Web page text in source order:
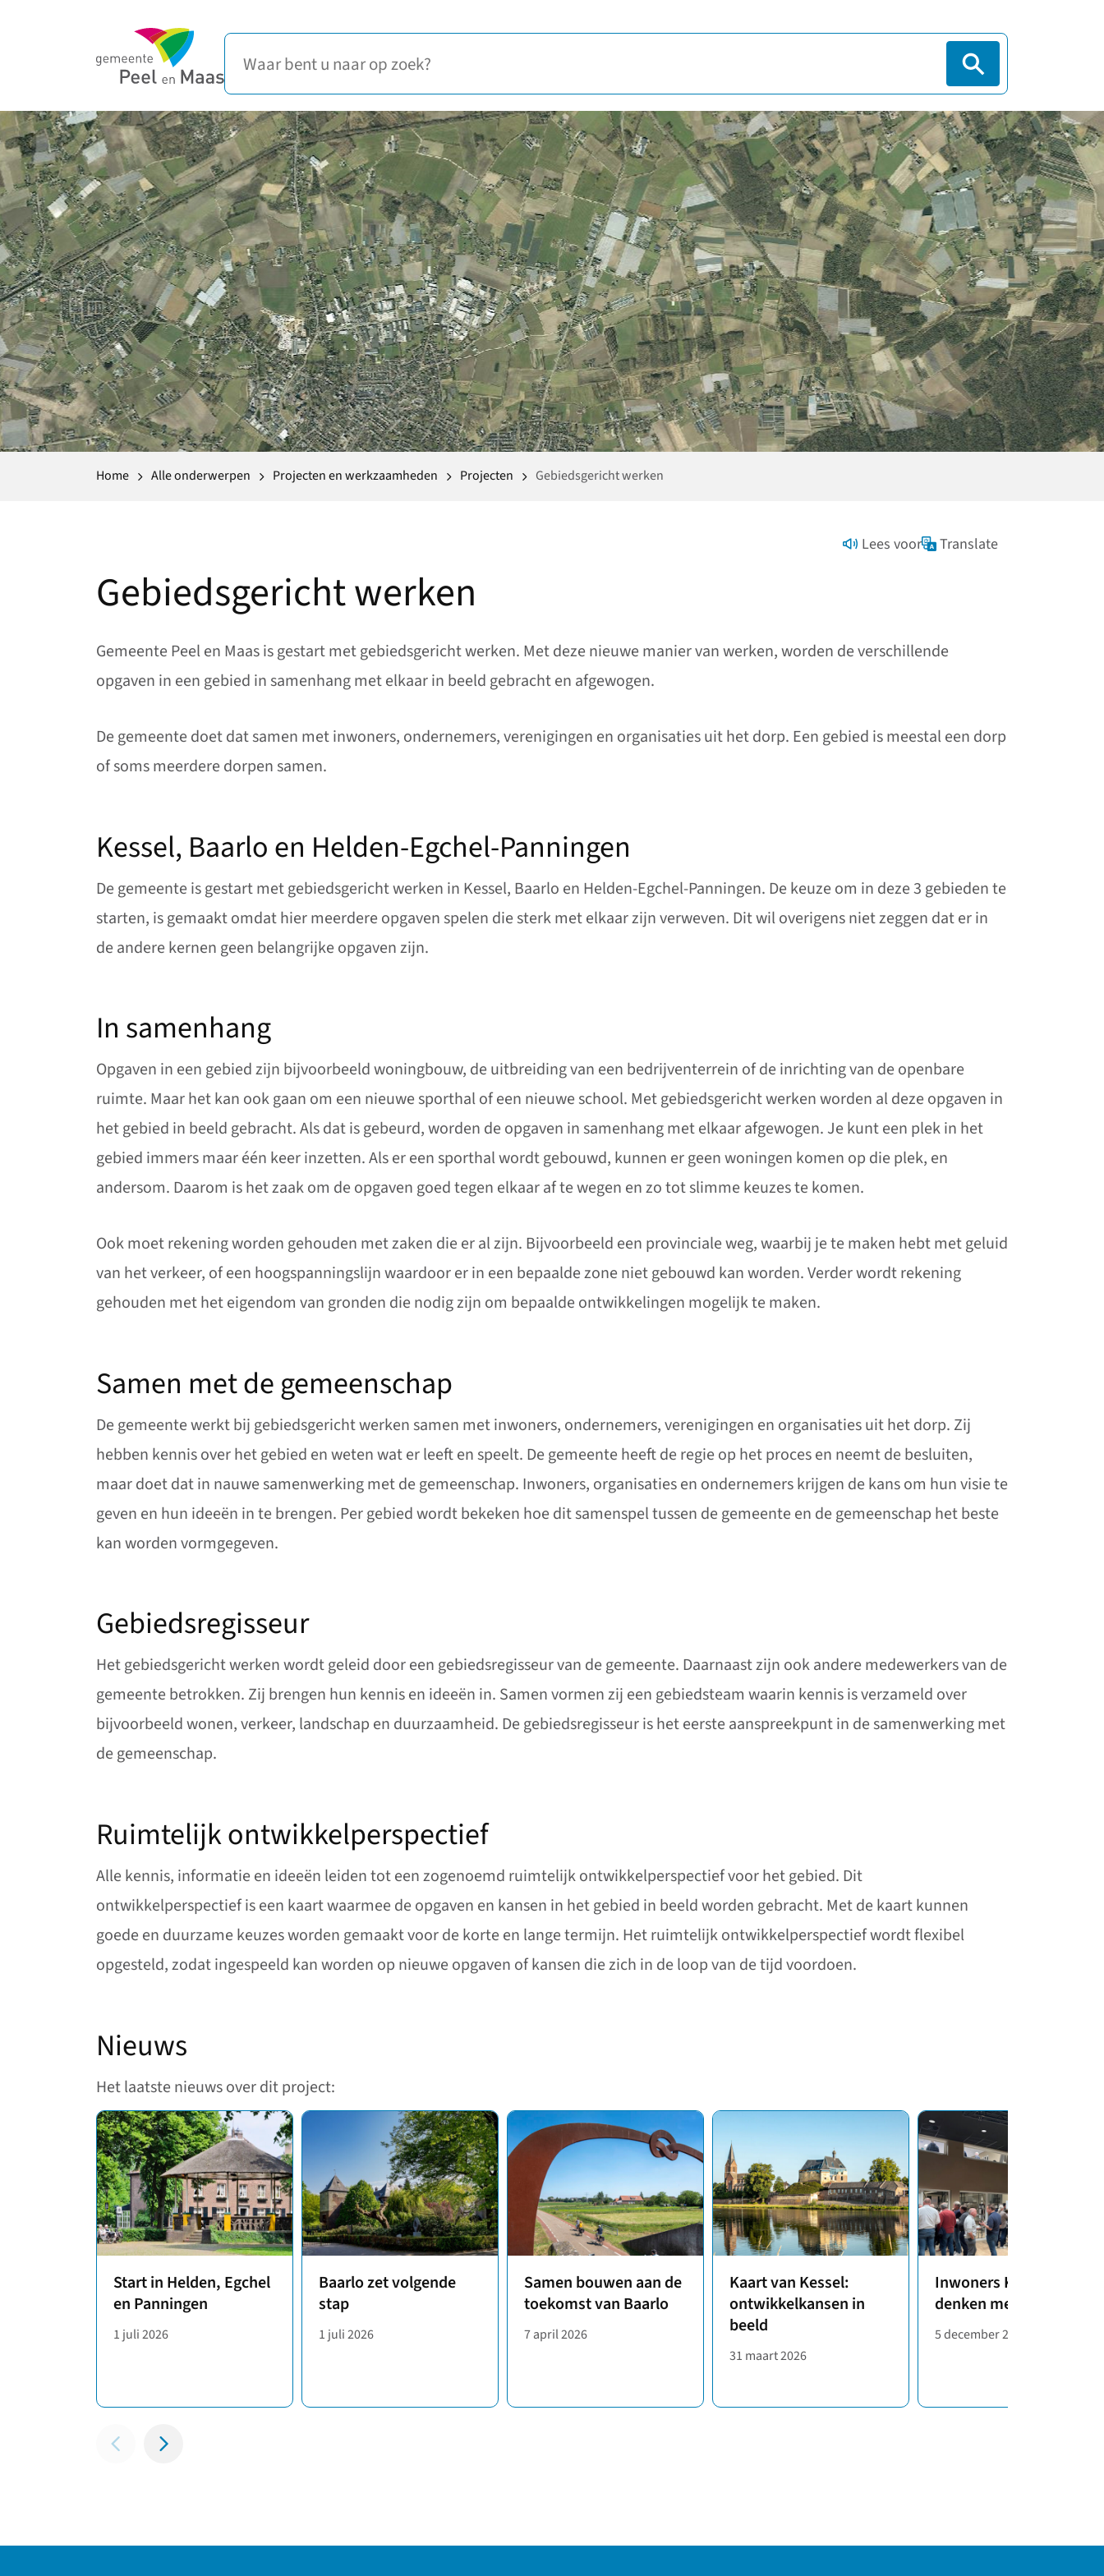
Home Alle onderwerpen Projecten en werkzaamheden Projecten Gebiedsgericht werken
Lees voor Translate
Gebiedsgericht werken
Gemeente Peel en Maas is gestart met gebiedsgericht werken. Met deze nieuwe manier van werken, worden de verschillende
opgaven in een gebied in samenhang met elkaar in beeld gebracht en afgewogen.
De gemeente doet dat samen met inwoners, ondernemers, verenigingen en organisaties uit het dorp. Een gebied is meestal een dorp
of soms meerdere dorpen samen.
Kessel, Baarlo en Helden-Egchel-Panningen
De gemeente is gestart met gebiedsgericht werken in Kessel, Baarlo en Helden-Egchel-Panningen. De keuze om in deze 3 gebieden te
starten, is gemaakt omdat hier meerdere opgaven spelen die sterk met elkaar zijn verweven. Dit wil overigens niet zeggen dat er in
de andere kernen geen belangrijke opgaven zijn.
In samenhang
Opgaven in een gebied zijn bijvoorbeeld woningbouw, de uitbreiding van een bedrijventerrein of de inrichting van de openbare
ruimte. Maar het kan ook gaan om een nieuwe sporthal of een nieuwe school. Met gebiedsgericht werken worden al deze opgaven in
het gebied in beeld gebracht. Als dat is gebeurd, worden de opgaven in samenhang met elkaar afgewogen. Je kunt een plek in het
gebied immers maar één keer inzetten. Als er een sporthal wordt gebouwd, kunnen er geen woningen komen op die plek, en
andersom. Daarom is het zaak om de opgaven goed tegen elkaar af te wegen en zo tot slimme keuzes te komen.
Ook moet rekening worden gehouden met zaken die er al zijn. Bijvoorbeeld een provinciale weg, waarbij je te maken hebt met geluid
van het verkeer, of een hoogspanningslijn waardoor er in een bepaalde zone niet gebouwd kan worden. Verder wordt rekening
gehouden met het eigendom van gronden die nodig zijn om bepaalde ontwikkelingen mogelijk te maken.
Samen met de gemeenschap
De gemeente werkt bij gebiedsgericht werken samen met inwoners, ondernemers, verenigingen en organisaties uit het dorp. Zij
hebben kennis over het gebied en weten wat er leeft en speelt. De gemeente heeft de regie op het proces en neemt de besluiten,
maar doet dat in nauwe samenwerking met de gemeenschap. Inwoners, organisaties en ondernemers krijgen de kans om hun visie te
geven en hun ideeën in te brengen. Per gebied wordt bekeken hoe dit samenspel tussen de gemeente en de gemeenschap het beste
kan worden vormgegeven.
Gebiedsregisseur
Het gebiedsgericht werken wordt geleid door een gebiedsregisseur van de gemeente. Daarnaast zijn ook andere medewerkers van de
gemeente betrokken. Zij brengen hun kennis en ideeën in. Samen vormen zij een gebiedsteam waarin kennis is verzameld over
bijvoorbeeld wonen, verkeer, landschap en duurzaamheid. De gebiedsregisseur is het eerste aanspreekpunt in de samenwerking met
de gemeenschap.
Ruimtelijk ontwikkelperspectief
Alle kennis, informatie en ideeën leiden tot een zogenoemd ruimtelijk ontwikkelperspectief voor het gebied. Dit
ontwikkelperspectief is een kaart waarmee de opgaven en kansen in het gebied in beeld worden gebracht. Met de kaart kunnen
goede en duurzame keuzes worden gemaakt voor de korte en lange termijn. Het ruimtelijk ontwikkelperspectief wordt flexibel
opgesteld, zodat ingespeeld kan worden op nieuwe opgaven of kansen die zich in de loop van de tijd voordoen.
Nieuws
Het laatste nieuws over dit project:
Start in Helden, Egchel
en Panningen
1 juli 2026
Baarlo zet volgende
stap
1 juli 2026
Samen bouwen aan de
toekomst van Baarlo
7 april 2026
Kaart van Kessel:
ontwikkelkansen in
beeld
31 maart 2026
Inwoners Kessel
denken mee
5 december 2025